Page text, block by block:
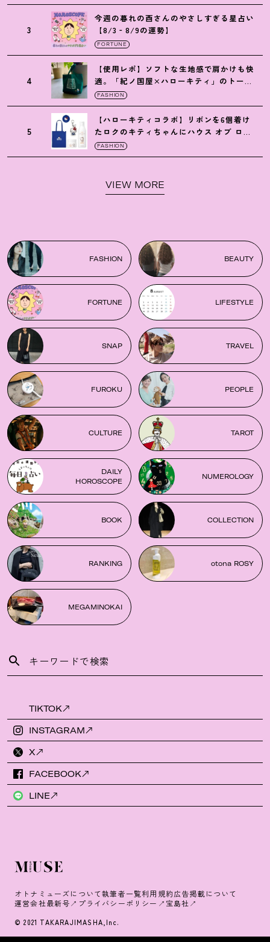
3
今週の暮れの酉さんのやさしすぎる星占い
【8/3‐8/9の運勢】
FORTUNE
4
【使用レポ】ソフトな生地感で肩かけも快
適。「紀ノ国屋×ハローキティ」のトート
がガシガシ使えて最高です
FASHION
5
【ハローキティコラボ】リボンを6個着け
たロクのキティちゃんにハウス オブ ロー
ゼの限定パケも
FASHION
VIEW MORE
FASHION BEAUTY
FORTUNE LIFESTYLE
SNAP TRAVEL
FUROKU PEOPLE
CULTURE TAROT
DAILY
HOROSCOPE
NUMEROLOGY
BOOK COLLECTION
RANKING otona ROSY
MEGAMINOKAI
TIKTOK
INSTAGRAM
X
FACEBOOK
LINE
オトナミューズについて執筆者一覧利用規約広告掲載について
運営会社最新号 プライバシーポリシー 宝島社
© 2021 TAKARAJIMASHA,Inc.